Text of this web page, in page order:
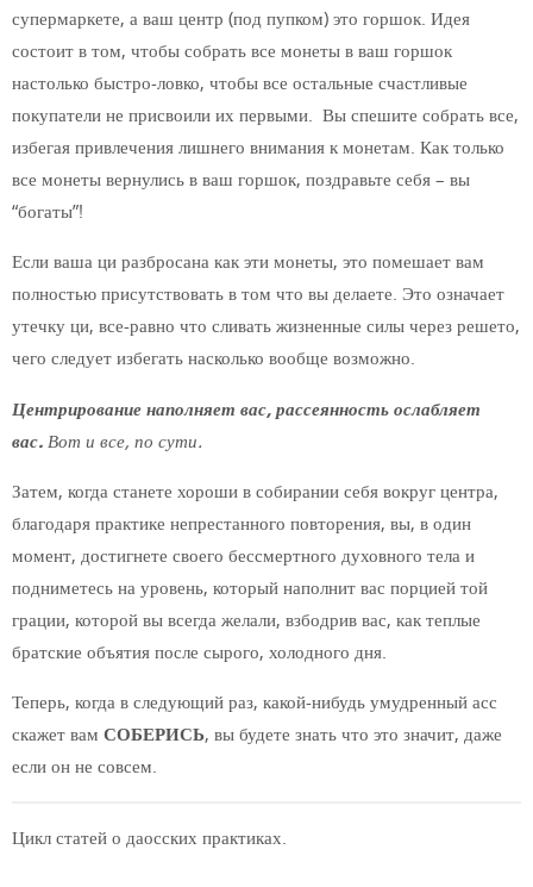
супермаркете, а ваш центр (под пупком) это горшок. Идея
состоит в том, чтобы собрать все монеты в ваш горшок
настолько быстро-ловко, чтобы все остальные счастливые
покупатели не присвоили их первыми. Вы спешите собрать все,
избегая привлечения лишнего внимания к монетам. Как только
все монеты вернулись в ваш горшок, поздравьте себя – вы
“богаты”!
Если ваша ци разбросана как эти монеты, это помешает вам
полностью присутствовать в том что вы делаете. Это означает
утечку ци, все-равно что сливать жизненные силы через решето,
чего следует избегать насколько вообще возможно.
Центрирование наполняет вас, рассеянность ослабляет
вас. Вот и все, по сути.
Затем, когда станете хороши в собирании себя вокруг центра,
благодаря практике непрестанного повторения, вы, в один
момент, достигнете своего бессмертного духовного тела и
подниметесь на уровень, который наполнит вас порцией той
грации, которой вы всегда желали, взбодрив вас, как теплые
братские объятия после сырого, холодного дня.
Теперь, когда в следующий раз, какой-нибудь умудренный асс
скажет вам СОБЕРИСЬ, вы будете знать что это значит, даже
если он не совсем.
Цикл статей о даосских практиках.